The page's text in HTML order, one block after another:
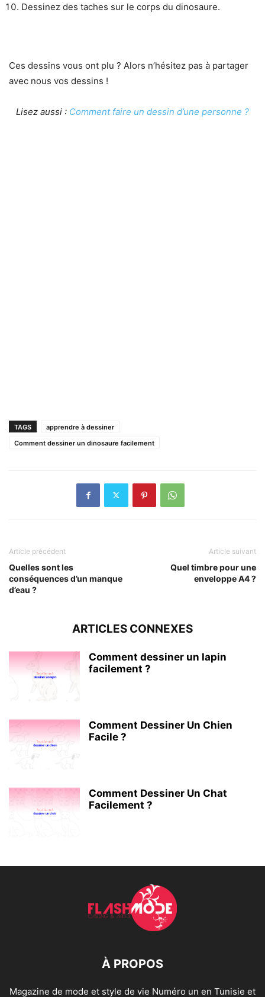
Dessinez des taches sur le corps du dinosaure.
Ces dessins vous ont plu ? Alors n’hésitez pas à partager
avec nous vos dessins !
Lisez aussi : Comment faire un dessin d’une personne ?
TAGS
apprendre à dessiner
Comment dessiner un dinosaure facilement
Article précédent
Quelles sont les
conséquences d’un manque
d’eau ?
Article suivant
Quel timbre pour une
enveloppe A4 ?
ARTICLES CONNEXES
Comment dessiner un lapin
facilement ?
Comment Dessiner Un Chien
Facile ?
Comment Dessiner Un Chat
Facilement ?
À PROPOS
Magazine de mode et style de vie Numéro un en Tunisie et